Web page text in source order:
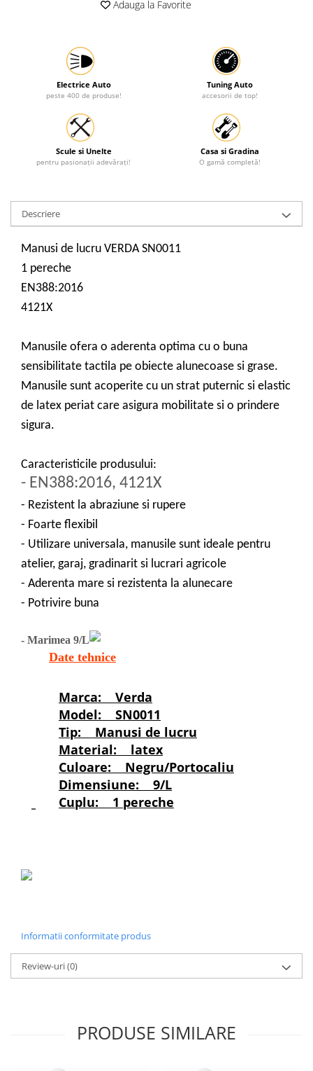
Suport auto
Tunuri de caldura si aeroteme
Utilaje constructie
Adauga la Favorite
Electrice Auto
peste 400 de produse!
Tuning Auto
accesorii de top!
Scule si Unelte
pentru pasionații adevărați!
Casa si Gradina
O gamă completă!
Descriere
Manusi de lucru VERDA SN0011
1 pereche
EN388:2016
4121X
Manusile ofera o aderenta optima cu o buna
sensibilitate tactila pe obiecte alunecoase si grase.
Manusile sunt acoperite cu un strat puternic si elastic
de latex periat care asigura mobilitate si o prindere
sigura.
Caracteristicile produsului:
- EN388:2016, 4121X
- Rezistent la abraziune si rupere
- Foarte flexibil
- Utilizare universala, manusile sunt ideale pentru
atelier, garaj, gradinarit si lucrari agricole
- Aderenta mare si rezistenta la alunecare
- Potrivire buna
- Marimea 9/L
Date tehnice
Marca: Verda
Model: SN0011
Tip: Manusi de lucru
Material: latex
Culoare: Negru/Portocaliu
Dimensiune: 9/L
Cuplu: 1 pereche
Informatii conformitate produs
Review-uri(0)
PRODUSE SIMILARE